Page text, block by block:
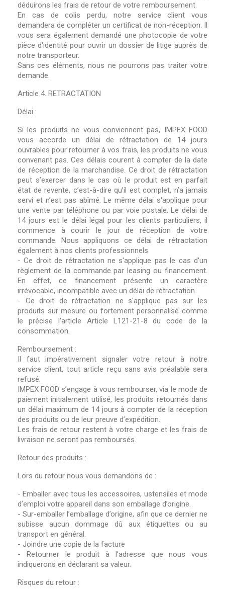
déduirons les frais de retour de votre remboursement.
En cas de colis perdu, notre service client vous
demandera de compléter un certificat de non-réception. Il
vous sera également demandé une photocopie de votre
pièce d'identité pour ouvrir un dossier de litige auprès de
notre transporteur.
Sans ces éléments, nous ne pourrons pas traiter votre
demande.
Article 4. RETRACTATION
Délai :
Si les produits ne vous conviennent pas, IMPEX FOOD
vous accorde un délai de rétractation de 14 jours
ouvrables pour retourner à vos frais, les produits ne vous
convenant pas. Ces délais courent à compter de la date
de réception de la marchandise. Ce droit de rétractation
peut s’exercer dans le cas où le produit est en parfait
état de revente, c’est-à-dire qu’il est complet, n’a jamais
servi et n’est pas abîmé. Le même délai s'applique pour
une vente par téléphone ou par voie postale. Le délai de
14 jours est le délai légal pour les clients particuliers, il
commence à courir le jour de réception de votre
commande. Nous appliquons ce délai de rétractation
également à nos clients professionnels
- Ce droit de rétractation ne s'applique pas le cas d'un
règlement de la commande par leasing ou financement.
En effet, ce financement présente un caractère
irrévocable, incompatible avec un délai de rétractation.
- Ce droit de rétractation ne s'applique pas sur les
produits sur mesure ou fortement personnalisé comme
le précise l'article Article L121-21-8 du code de la
consommation.
Remboursement :
Il faut impérativement signaler votre retour à notre
service client, tout article reçu sans avis préalable sera
refusé.
IMPEX FOOD s’engage à vous rembourser, via le mode de
paiement initialement utilisé, les produits retournés dans
un délai maximum de 14 jours à compter de la réception
des produits ou de leur preuve d’expédition.
Les frais de retour restent à votre charge et les frais de
livraison ne seront pas remboursés.
Retour des produits :
Lors du retour nous vous demandons de :
- Emballer avec tous les accessoires, ustensiles et mode
d’emploi votre appareil dans son emballage d’origine.
- Sur-emballer l’emballage d’origine, afin que ce dernier ne
subisse aucun dommage dû aux étiquettes ou au
transport en général.
- Joindre une copie de la facture
- Retourner le produit à l’adresse que nous vous
indiquerons en déclarant sa valeur.
Risques du retour :